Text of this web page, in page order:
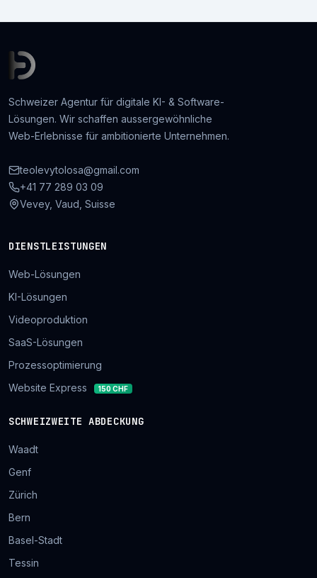
Schweizer Agentur für digitale KI- & Software-
Lösungen. Wir schaffen aussergewöhnliche
Web-Erlebnisse für ambitionierte Unternehmen.
teolevytolosa@gmail.com
+41 77 289 03 09
Vevey, Vaud, Suisse
DIENSTLEISTUNGEN
Web-Lösungen
KI-Lösungen
Videoproduktion
SaaS-Lösungen
Prozessoptimierung
Website Express
150 CHF
SCHWEIZWEITE ABDECKUNG
Waadt
Genf
Zürich
Bern
Basel-Stadt
Tessin